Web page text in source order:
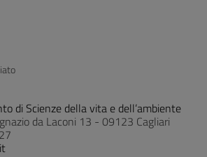
di Scienze della vita e dell’ambiente
da Laconi 13 - 09123 Cagliari